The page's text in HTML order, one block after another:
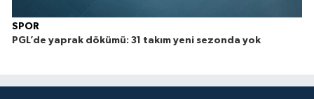
SPOR
PGL’de yaprak dökümü: 31 takım yeni sezonda yok